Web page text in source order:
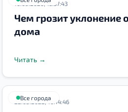
10.09.2020, 15:57:43
Чем грозит уклонение
дома
Читать →
Все города
22.03.2022, 10:14:46